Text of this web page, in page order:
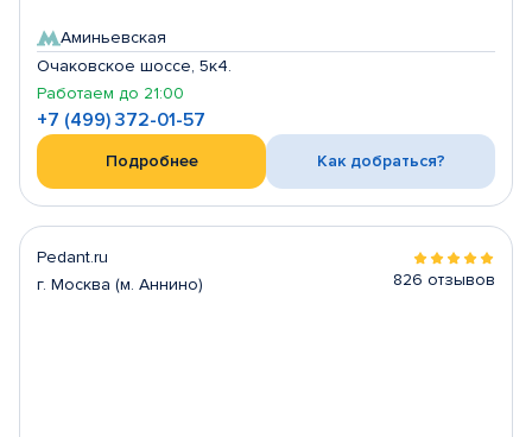
Аминьевская
Очаковское шоссе, 5к4.
Работаем до 21:00
+7 (499) 372-01-57
Подробнее Как добраться?
Pedant.ru
г. Москва (м. Аннино)
826 отзывов